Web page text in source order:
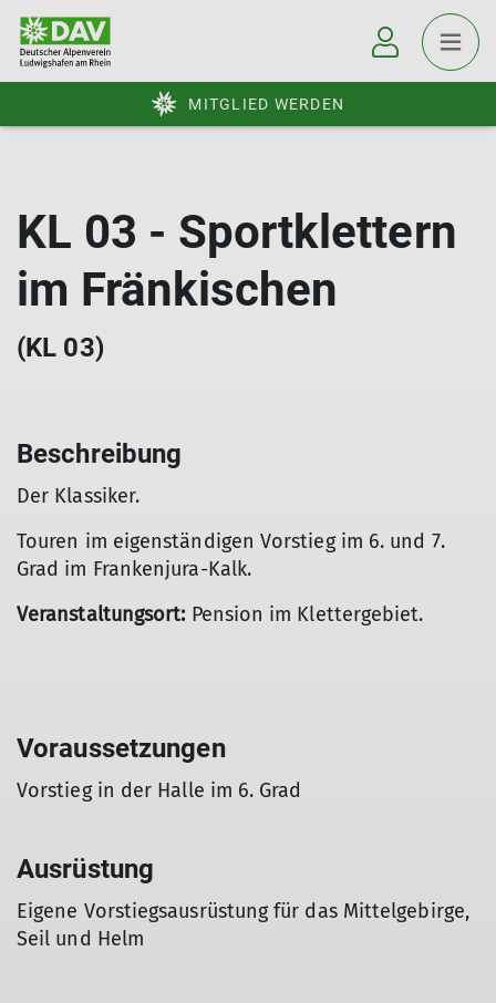
MITGLIED WERDEN
KL 03 - Sportklettern
im Fränkischen
(KL 03)
Beschreibung
Der Klassiker.
Touren im eigenständigen Vorstieg im 6. und 7.
Grad im Frankenjura-Kalk.
Veranstaltungsort: Pension im Klettergebiet.
Voraussetzungen
Vorstieg in der Halle im 6. Grad
Ausrüstung
Eigene Vorstiegsausrüstung für das Mittelgebirge,
Seil und Helm